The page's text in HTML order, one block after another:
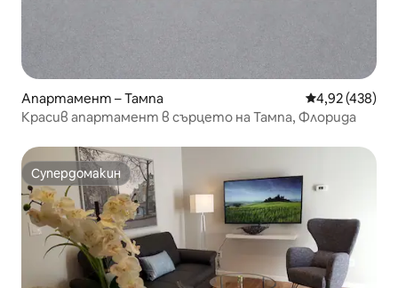
Апартамент – Тампа Средна
4,92 (438)
Красив апартамент в сърцето на Тампа, Флорида
Супердомакин
Супердомакин